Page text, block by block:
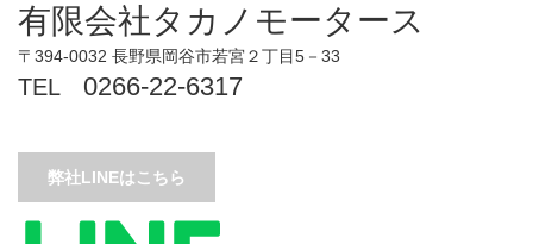
有限会社タカノモータース
〒394-0032 長野県岡谷市若宮２丁目5－33
TEL 0266-22-6317
弊社LINEはこちら